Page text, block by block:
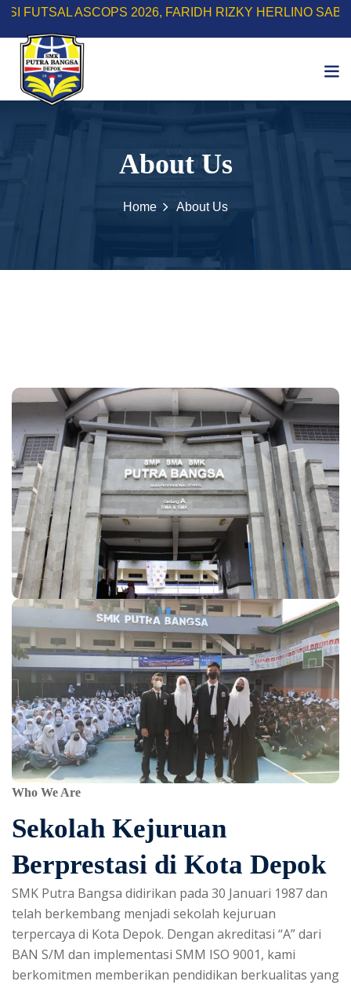
ASCOPS 2026, FARIDH RIZKY HERLINO SABET
About Us
Home About Us
Who We Are
Sekolah Kejuruan
Berprestasi di Kota Depok
SMK Putra Bangsa didirikan pada 30 Januari 1987 dan
telah berkembang menjadi sekolah kejuruan
terpercaya di Kota Depok. Dengan akreditasi “A” dari
BAN S/M dan implementasi SMM ISO 9001, kami
berkomitmen memberikan pendidikan berkualitas yang